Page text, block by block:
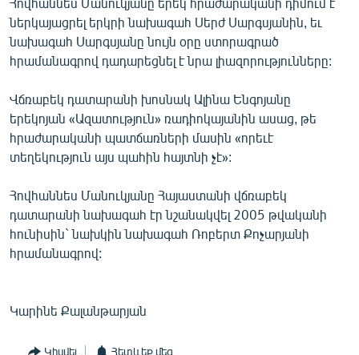
ԿՈՐՈՆԱՎԻՐՈՒՍ
ԱՐԽԻՎ
ՏԵՍԱՆՅՈՒԹԵՐ
ՁԳՏԵԼՈՎ ԼԱՎԱԳՈՒՅՆԻՆ
ՓՈԴՔԱՍԹ
Հայերեն
English
Русский
ներկայացրել երկրի նախագահ Սերժ Սարգսյանին, եւ
նախագահ Սարգսյանը նույն օրը ստորագրած
հրամանագրով դադարեցնել է նրա լիազորությունները:
Վճռաբեկ դատարանի խոսնակ Ալինա Ենգոյանը
երեկոյան «Ազատություն» ռադիոկայանին ասաց, թե
հրաժարականի պատճառների մասին «որեւէ
տեղեկություն այս պահին հայտնի չէ»:
Հովհաննես Մանուկյանը Հայաստանի վճռաբեկ
դատարանի նախագահ էր նշանակվել 2005 թվականի
հունիսին` նախկին նախագահ Ռոբերտ Քոչարյանի
հրամանագրով:
Կարինե Քալանթարյան
Կիսվել Հետևեք մեզ